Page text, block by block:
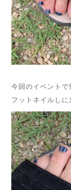
今回のイベント
フットネイルしに